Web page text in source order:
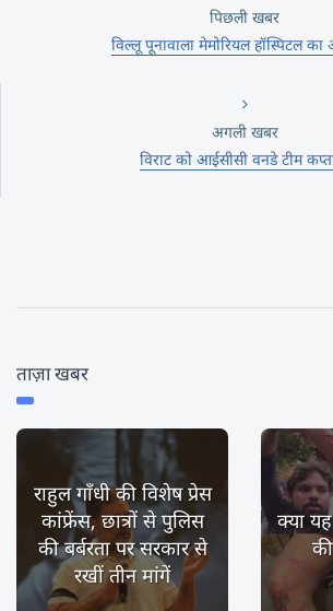
पिछली खबर
विल्लू पूनावाला मेमोरियल हॉस्पिटल
अगली खबर
विराट को आईसीसी वनडे टीम
ताज़ा खबर
राहुल गाँधी की विशेष प्रेस
कांफ्रेंस, छात्रों से पुलिस
की बर्बरता पर सरकार से
रखीं तीन मांगें
क्या